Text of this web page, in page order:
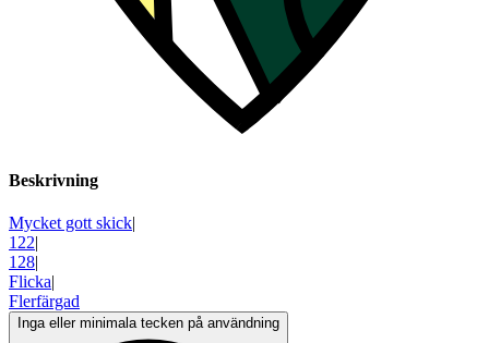
Beskrivning
Mycket gott skick|
122|
128|
Flicka|
Flerfärgad
Inga eller minimala tecken på användning